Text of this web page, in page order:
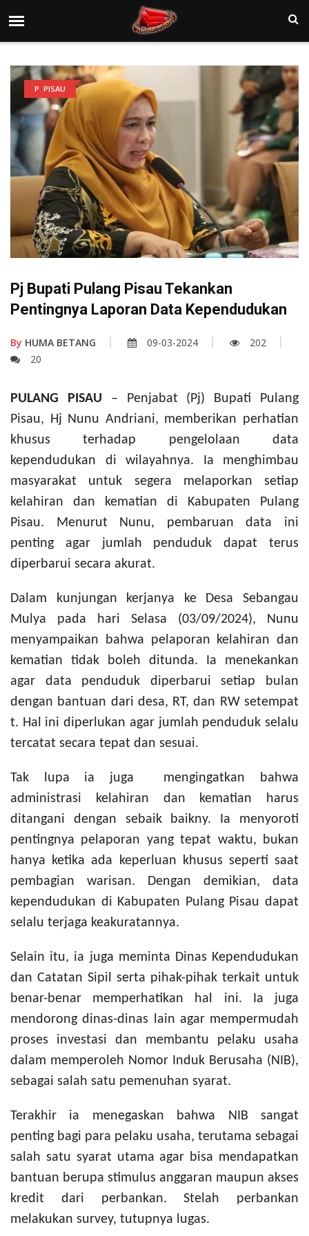
P. PISAU
Pj Bupati Pulang Pisau Tekankan
Pentingnya Laporan Data Kependudukan
By HUMA BETANG 09-03-2024
202
20
PULANG PISAU – Penjabat (Pj) Bupati Pulang
Pisau, Hj Nunu Andriani, memberikan perhatian
khusus terhadap pengelolaan data
kependudukan di wilayahnya. Ia menghimbau
masyarakat untuk segera melaporkan setiap
kelahiran dan kematian di Kabupaten Pulang
Pisau. Menurut Nunu, pembaruan data ini
penting agar jumlah penduduk dapat terus
diperbarui secara akurat.
Dalam kunjungan kerjanya ke Desa Sebangau
Mulya pada
hari Selasa (03/09/2024), Nunu
menyampaikan bahwa pelaporan kelahiran dan
kematian tidak boleh ditunda. Ia menekankan
agar data penduduk diperbarui setiap bulan
dengan bantuan dari desa, RT, dan RWsetempat
t. Hal ini diperlukan agar jumlah penduduk selalu
tercatat secara tepat dan sesuai.
Tak lupa ia juga
mengingatkan bahwa
administrasi kelahiran dan kematian harus
ditangani dengan sebaikbaikny. Ia menyoroti
pentingnya pelaporan yang tepat waktu, bukan
hanya ketika ada keperluan khusus seperti saat
pembagian warisan. Dengan demikian, data
kependudukan di Kabupaten Pulang Pisau dapat
selalu terjaga keakuratannya.
Selain itu, ia juga meminta Dinas Kependudukan
dan Catatan Sipil serta pihak-pihak terkait untuk
benar-benar memperhatikan hal ini. Ia juga
mendorong dinas-dinas lain agar mempermudah
proses investasi dan membantu pelaku usaha
dalam memperoleh Nomor Induk Berusaha (NIB),
sebagai salah satu pemenuhan syarat.
Terakhir ia menegaskan bahwa NIB sangat
penting bagi para pelaku usaha, terutama sebagai
salah satu syarat utama agar bisa mendapatkan
bantuan berupa stimulus anggaran maupun akses
kredit dari perbankan. Stelah perbankan
melakukan survey, tutupnya lugas.